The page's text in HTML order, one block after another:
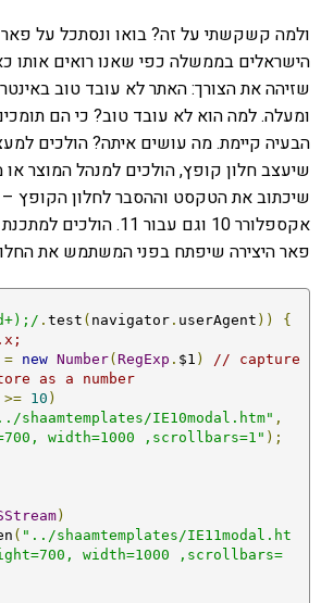
ולמה קשקשתי על זה? בואו ונסתכל על
הישראלים בממשלה כפי שאנו רואים אותו
ומעלה. למה הוא לא עובד טוב? כי הם
הבעיה קיימת. מה עושים איתה? הולכים
שיעצב חלון קופץ, הולכים למנהל המוצר
שיכתוב את הטקסט וההסבר לחלון הקופץ –
אקספלורר 10 וגם עבור
פאר היצירה שיפתח בפני המשתמש את
. test ( navigator . userAgent ))
{
= new Number( RegExp . $1 )
// capture
as a number
>= 10 )
shaamtemplates/IE10modal.htm" ,
width=1000 ,scrollbars=1" );
)
( "../shaamtemplates/IE11modal.ht
width=1000 ,scrollbars=